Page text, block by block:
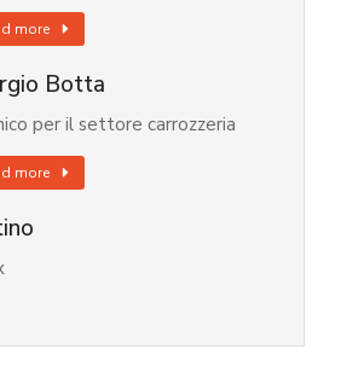
more
Botta
per il settore carrozzeria
more